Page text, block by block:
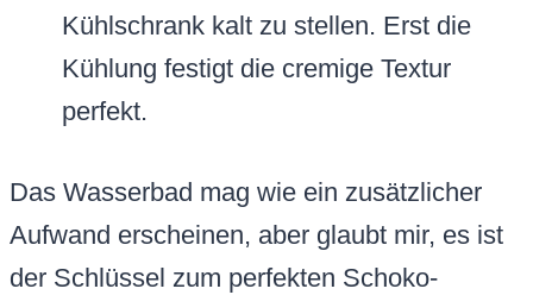
Kühlschrank kalt zu stellen. Erst die
Kühlung festigt die cremige Textur
perfekt.
Das Wasserbad mag wie ein zusätzlicher
Aufwand erscheinen, aber glaubt mir, es ist
der Schlüssel zum perfekten Schoko-